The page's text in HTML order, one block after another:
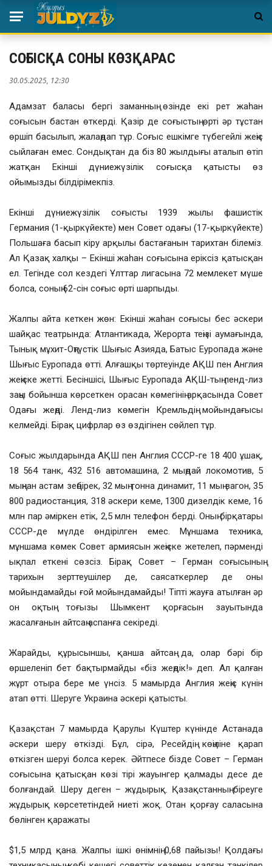
СОҒЫСҚА СОНЫ КӨЗҚАРАС
30.05.2025, 12:30
Адамзат баласы бергі заманның өзінде екі рет жаһан
соғысын бастан өткерді. Қазір де соғыстың өрті әр тұстан
өршіп басылып, жалаңдап тұр. Соғыс ешкімге түбегейлі жеңіс
сыйлаған емес. Сондықтан да біз 80 жылдығы аталып өтіп
жатқан Екінші дүниежүзілік соғысқа қатысты өз
ойымызды білдірімекпіз.
Екінші дүниежүзілік соғысты 1939 жылы фашистік
Германия (1-қыркүйекте) мен Совет одағы (17-қыркүйекте)
Польшаға басып кіру арқылы бастағанын тарихтан білеміз.
Ал Қазақ халқы – Екінші жаһан соғысына еріксіз қатысқан
ел. Тегінде сол кездегі Ұлттар лигасына 72 мемлекет мүше
болса, соның 62-сін соғыс өрті шарпыды.
Жалпы айта кеткен жөн: Екінші жаһан соғысы бес әскери
шайқас театрында: Атлантикада, Жерорта теңізі аумағында,
Тынық мұхит-Оңтүстік Шығыс Азияда, Батыс Еуропада және
Шығыс Еуропада өтті. Алғашқы төртеуінде АҚШ пен Англия
жеңіске жетті. Бесіншісі, Шығыс Еуропада АҚШ-тың ленд-лиз
заңы бойынша көрсеткен орасан көмегінің арқасында Совет
Одағы жеңді. Ленд-лиз көмегін Кремльдің мойындағысы
келмейді. Бірақ цифрлар өз өздігінен сөйлеп тұр.
Соғыс жылдарында АҚШ пен Англия СССР-ге 18 400 ұшақ,
18 564 танк, 432 516 автомашина, 2 мыңдай локомотив, 5
мыңнан астам зеңбірек, 32 мың тонна динамит, 11 мың вагон, 35
800 радиостанция, 318 әскери кеме, 1300 дизелдік кеме, 16
млн пар әміркен етік, 2,5 млн телефон берді. Оның бірқатары
СССР-де мүлде өндірілген емес. Мұншама техника,
мұншама көмек Совет армиясын жеңіске жетелеп, пәрменді
ықпал еткені сөзсіз. Бірақ Совет – Герман соғысының
тарихын зерттеушілер де, саясаткерлер де оны
мойындамайды ғой мойындамайды! Тіпті жауға атылған әр
он оқтың тоғызы Шымкент қорғасын зауытында
жасалғанын айтсаң аспанға секіреді.
Жарайды, құрысыншы, қанша айтсаң да, олар бәрі бір
өршеленіп бет бақтырмайды «біз жеңдік!» деп. Ал қалған
жұрт отыра бере ме үнсіз. 5 мамырда Англия жеңіс күнін
атап өтті. Шеруге Украина әскері қатысты.
Қазақстан 7 мамырда Қарулы Күштер күнінде Астанада
әскери шеру өткізді. Бұл, сірә, Ресейдің көңіліне қарап
өткізген шеруі болса керек. Әйтпесе бізде Совет – Герман
соғысына қатысқан көзі тірі жауынгер қалмады десе де
болғандай. Шеру деген – жұдырық. Қазақстанның біреуге
жұдырық көрсететіндей ниеті жоқ. Отан қорғау саласына
бөлінген қаражаты
$1,5 млрд қана. Жалпы ішкі өнімнің 0,68 пайызы! Қолдағы